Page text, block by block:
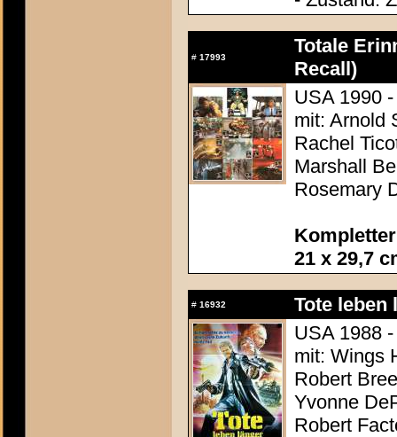
# 17993
Totale
Recall)
USA 1990
mit: Arnold
Rachel
Marshall
Rosemary
21 x 29,7
# 16932
Tote leben
USA 1988
mit: Wings
Robert
Yvonne
Robert